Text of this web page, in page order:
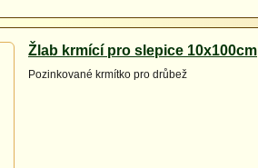
Žlab krmící pro slepice 10x100cm
Pozinkované krmítko pro drůbež